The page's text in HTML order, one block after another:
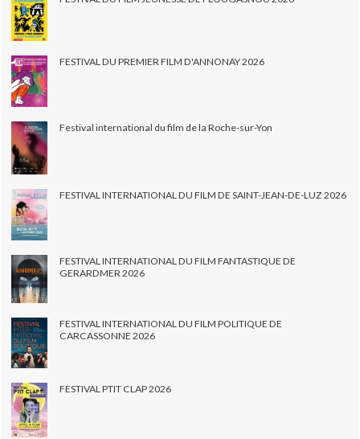
FESTIVAL DU PREMIER FILM D'ANNONAY 2026
Festival international du film de la Roche-sur-Yon
FESTIVAL INTERNATIONAL DU FILM DE SAINT-JEAN-DE-LUZ 2026
FESTIVAL INTERNATIONAL DU FILM FANTASTIQUE DE
GERARDMER 2026
FESTIVAL INTERNATIONAL DU FILM POLITIQUE DE
CARCASSONNE 2026
FESTIVAL PTIT CLAP 2026